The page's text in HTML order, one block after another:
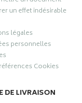
un effet indésirable
légales
personnelles
Cookies
DE LIVRAISON